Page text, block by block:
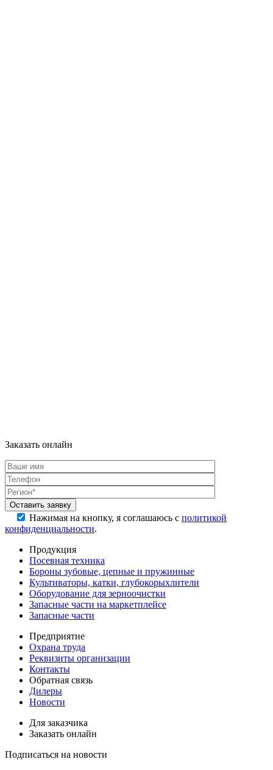
Заказать онлайн
Нажимая на кнопку, я соглашаюсь с политикой
конфиденциальности.
Продукция
Посевная техника
Бороны зубовые, цепные и пружинные
Культиваторы, катки, глубокорыхлители
Оборудование для зерноочистки
Запасные части на маркетплейсе
Запасные части
Предприятие
Охрана труда
Реквизиты организации
Контакты
Обратная связь
Дилеры
Новости
Для заказчика
Заказать онлайн
Подписаться на новости